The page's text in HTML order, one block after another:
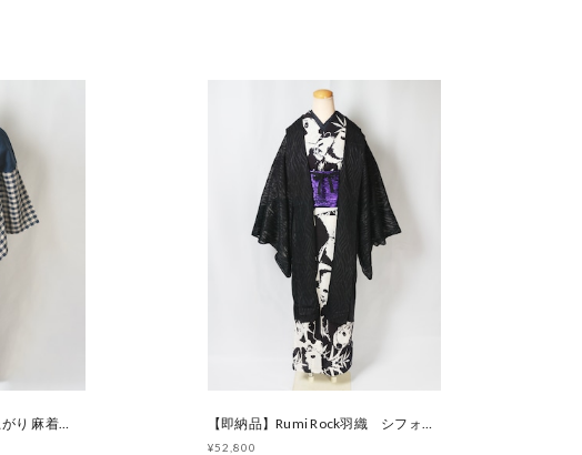
【レディース】仕立て上がり 麻着物「パズルチェック」ネイビー [B1211] 【即納品】Rumi Rock羽織 シフォンリーフ ブラック [ B1248 B1249]
¥52,800